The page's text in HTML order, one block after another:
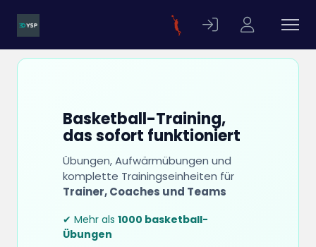
Basketball-Training,
das sofort funktioniert
Übungen, Aufwärmübungen und
komplette Trainingseinheiten für
Trainer, Coaches und Teams
✔ Mehr als 1000 basketball-
Übungen